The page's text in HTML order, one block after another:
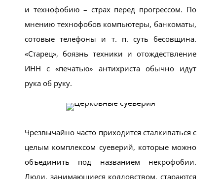
и технофобию – страх перед прогрессом. По
мнению технофобов компьютеры, банкоматы,
сотовые телефоны и т. п. суть бесовщина.
«Старец», боязнь техники и отождествление
ИНН с «печатью» антихриста обычно идут
рука об руку.
Чрезвычайно часто приходится сталкиваться с
целым комплексом суеверий, которые можно
объединить под названием некрофобии.
Люди, занимающиеся колдовством, стараются